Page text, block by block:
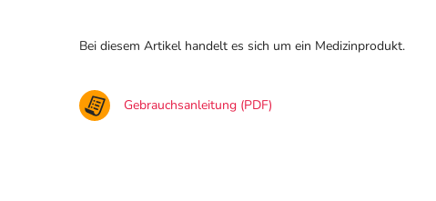
Bei diesem Artikel handelt es sich um ein Medizinprodukt.
Gebrauchsanleitung (PDF)